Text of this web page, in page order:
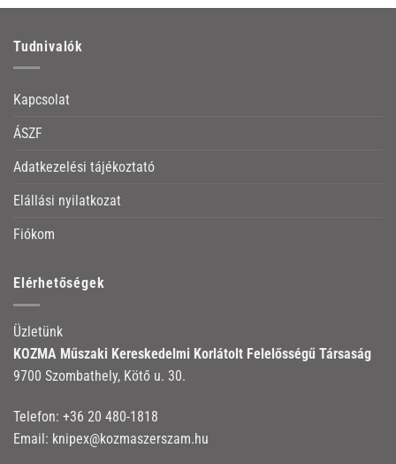
Tudnivalók
Kapcsolat
ÁSZF
Adatkezelési tájékoztató
Elállási nyilatkozat
Fiókom
Elérhetőségek
Üzletünk
KOZMA Műszaki Kereskedelmi Korlátolt Felelősségű Társaság
9700 Szombathely, Kötő u. 30.
Telefon: +36 20 480-1818
Email: knipex@kozmaszerszam.hu